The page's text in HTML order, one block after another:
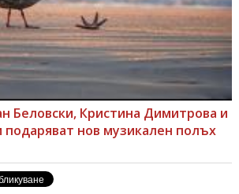
Беловски, Кристина Димитрова и
нов музикален полъх